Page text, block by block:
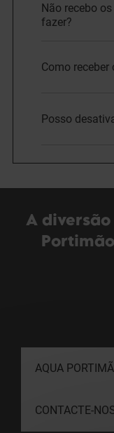
Não recebo
fazer?
Como
Posso
A
AQUA
CONTACTE-